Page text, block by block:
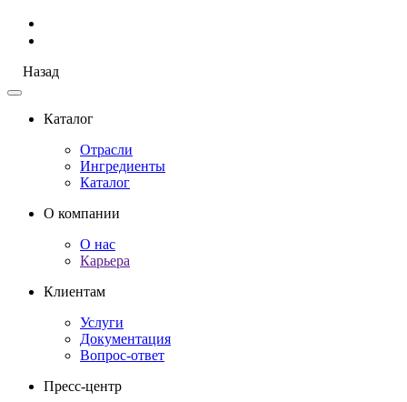
Назад
Каталог
Отрасли
Ингредиенты
Каталог
О компании
О нас
Карьера
Клиентам
Услуги
Документация
Вопрос-ответ
Пресс-центр